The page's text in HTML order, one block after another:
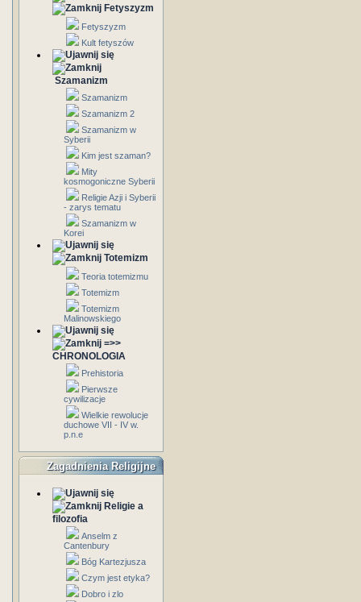
Fetyszyzm
Fetyszyzm
Kult fetyszów
Szamanizm
Szamanizm
Szamanizm 2
Szamanizm w
Syberii
Kim jest szaman?
Mity
kosmogoniczne Syberii
Religie Azji i Syberii
- zarys tematu
Szamanizm w
Korei
Totemizm
Teoria totemizmu
Totemizm
Totemizm
Malinowskiego
=>>
CHRONOLOGIA
Prehistoria
Pierwsze
cywilizacje
Wielkie rewolucje
duchowe VII - IV w.
p.n.e
Zagadnienia Religijne
Religie a
filozofia
Anselm z
Cantenbury
Bóg Kartezjusza
Czym jest etyka?
Dobro i zlo